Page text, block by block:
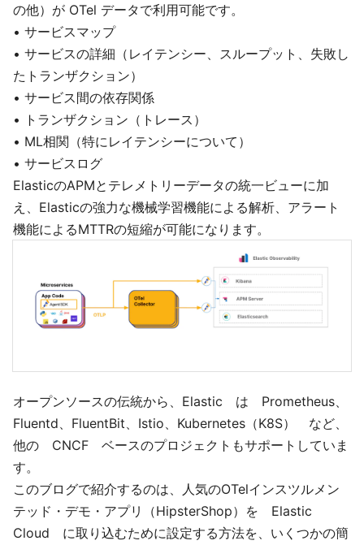
の他）が OTel データで利用可能です。
• サービスマップ
• サービスの詳細（レイテンシー、スループット、失敗し
たトランザクション）
• サービス間の依存関係
• トランザクション（トレース）
• ML相関（特にレイテンシーについて）
• サービスログ
ElasticのAPMとテレメトリーデータの統一ビューに加
え、Elasticの強力な機械学習機能による解析、アラート
機能によるMTTRの短縮が可能になります。
オープンソースの伝統から、Elastic は Prometheus、
Fluentd、FluentBit、Istio、Kubernetes（K8S） など、
他の CNCF ベースのプロジェクトもサポートしていま
す。
このブログで紹介するのは、人気のOTelインスツルメン
テッド・デモ・アプリ（HipsterShop）を Elastic
Cloud に取り込むために設定する方法を、いくつかの簡